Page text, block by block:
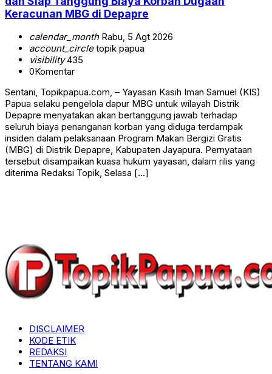
Keracunan MBG di Depapre
calendar_monthRabu, 5 Agt 2026
account_circletopik papua
visibility435
0Komentar
Sentani, Topikpapua.com, – Yayasan Kasih Iman Samuel (KIS)
Papua selaku pengelola dapur MBG untuk wilayah Distrik
Depapre menyatakan akan bertanggung jawab terhadap
seluruh biaya penanganan korban yang diduga terdampak
insiden dalam pelaksanaan Program Makan Bergizi Gratis
(MBG) di Distrik Depapre, Kabupaten Jayapura. Pernyataan
tersebut disampaikan kuasa hukum yayasan, dalam rilis yang
diterima Redaksi Topik, Selasa […]
DISCLAIMER
KODE ETIK
REDAKSI
TENTANG KAMI